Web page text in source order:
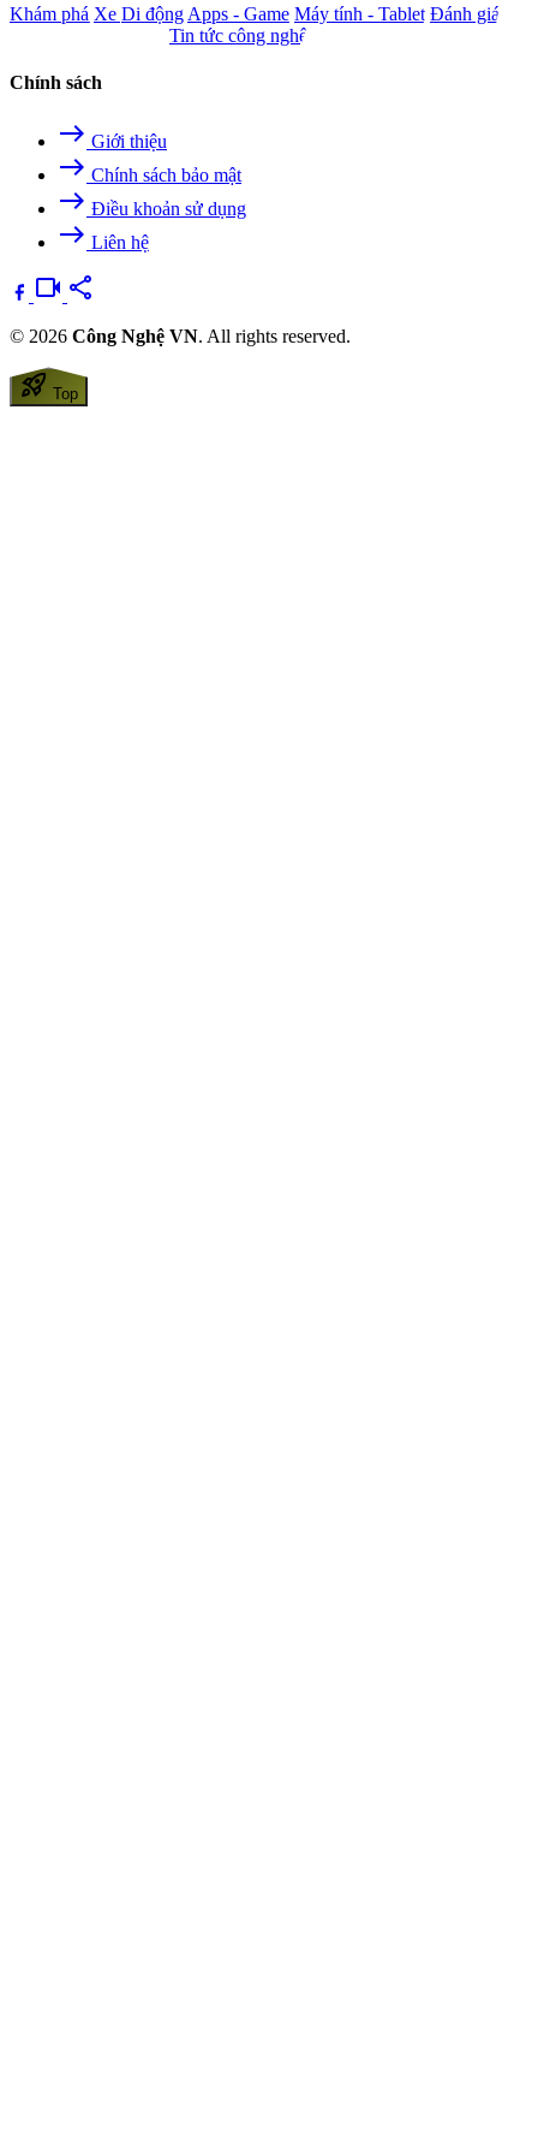
Khám phá Xe Di động Apps - Game Máy tính - Tablet Đánh giá
Tin tức công nghệ
Chính sách
east Giới thiệu
east Chính sách bảo mật
east Điều khoản sử dụng
east Liên hệ
videocam share
© 2026 Công Nghệ VN. All rights reserved.
rocket_launch Top